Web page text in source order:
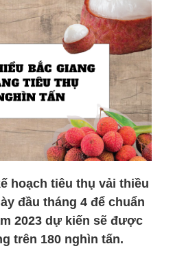
hoạch tiêu thụ vải thiều
đầu tháng 4 để chuẩn
2023 dự kiến sẽ được
trên 180 nghìn tấn.